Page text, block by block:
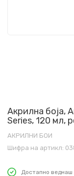
Акрилна боја,
Series, 120 мл,
АКРИЛНИ БОИ
Шифра на артикл:
Достапно веднаш